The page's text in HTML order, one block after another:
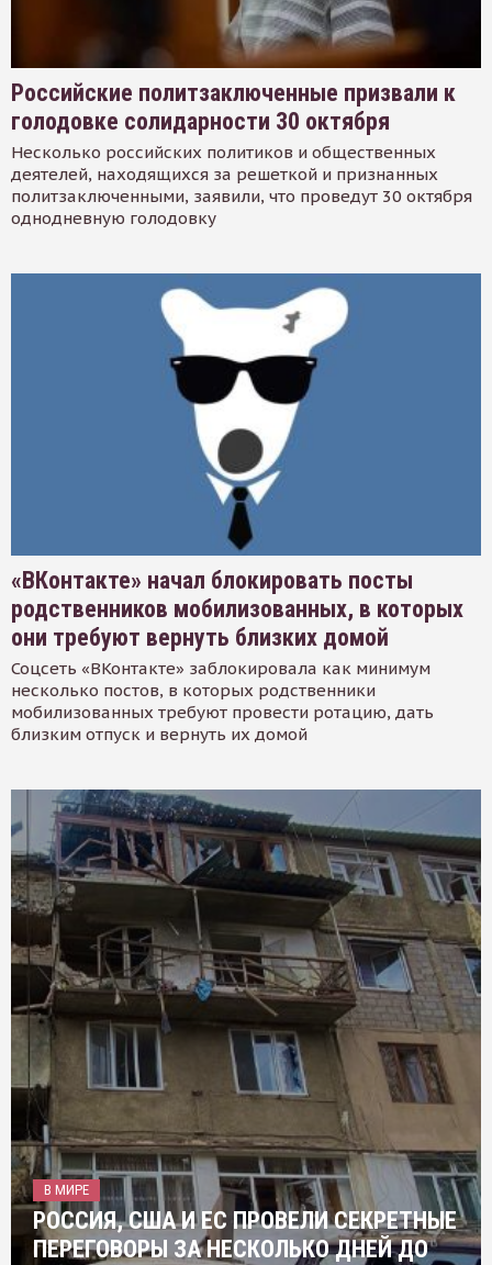
Российские политзаключенные призвали к
голодовке солидарности 30 октября
Несколько российских политиков и общественных
деятелей, находящихся за решеткой и признанных
политзаключенными, заявили, что проведут 30 октября
однодневную голодовку
«ВКонтакте» начал блокировать посты
родственников мобилизованных, в которых
они требуют вернуть близких домой
Соцсеть «ВКонтакте» заблокировала как минимум
несколько постов, в которых родственники
мобилизованных требуют провести ротацию, дать
близким отпуск и вернуть их домой
В МИРЕ
РОССИЯ, США И ЕС ПРОВЕЛИ СЕКРЕТНЫЕ
ПЕРЕГОВОРЫ ЗА НЕСКОЛЬКО ДНЕЙ ДО